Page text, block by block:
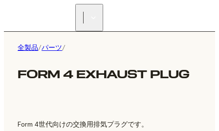
全製品/パーツ/
FORM 4 EXHAUST PLUG
Form 4世代向けの交換用排気プラグです。